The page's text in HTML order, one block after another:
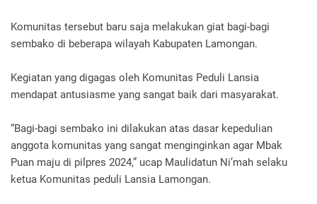
Komunitas tersebut baru saja melakukan giat bagi-bagi
sembako di beberapa wilayah Kabupaten Lamongan.
Kegiatan yang digagas oleh Komunitas Peduli Lansia
mendapat antusiasme yang sangat baik dari masyarakat.
“Bagi-bagi sembako ini dilakukan atas dasar kepedulian
anggota komunitas yang sangat menginginkan agar Mbak
Puan maju di pilpres 2024,” ucap Maulidatun Ni’mah selaku
ketua Komunitas peduli Lansia Lamongan.